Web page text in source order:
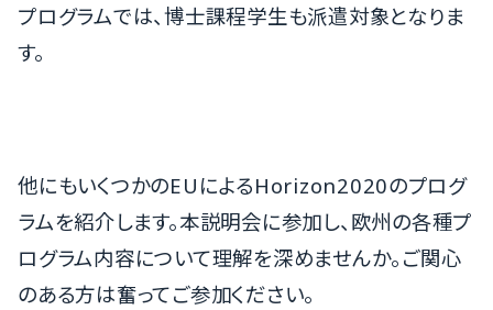
プログラムでは、博士課程学生も派遣対象となりま
す。
他にもいくつかのEUによるHorizon2020のプログ
ラムを紹介します。本説明会に参加し、欧州の各種プ
ログラム内容について理解を深めませんか。ご関心
のある方は奮ってご参加ください。